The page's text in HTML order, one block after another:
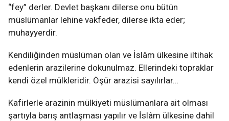
“fey” derler. Devlet başkanı dilerse onu bütün
müslümanlar lehine vakfeder, dilerse ikta eder;
muhayyerdir.
Kendiliğinden müslüman olan ve İslâm ülkesine iltihak
edenlerin arazilerine dokunulmaz. Ellerindeki topraklar
kendi özel mülkleridir. Öşür arazisi sayılırlar…
Kafirlerle arazinin mülkiyeti müslümanlara ait olması
şartıyla barış antlaşması yapılır ve İslâm ülkesine dahil